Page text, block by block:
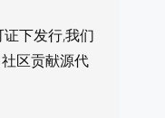
下发行,我们
区贡献源代